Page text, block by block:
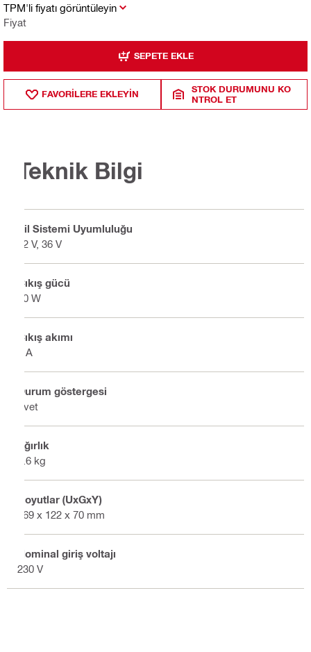
TPM'li fiyatı görüntüleyin
Fiyat
SEPETE EKLE
FAVORILERE EKLEYIN
STOK DURUMUNU KO
NTROL ET
Teknik Bilgi
Pil Sistemi Uyumluluğu
22 V, 36 V
Çıkış gücü
90 W
Çıkış akımı
4 A
Durum göstergesi
Evet
Ağırlık
0.6 kg
Boyutlar (UxGxY)
169 x 122 x 70 mm
Nominal giriş voltajı
230 V